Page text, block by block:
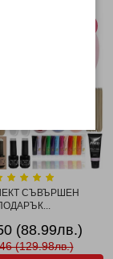
СЪВЪРШЕН
(88.99лв.)
(129.98лв.)